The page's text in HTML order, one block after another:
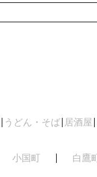
うどん・そば 居酒屋
小国町 白鷹町